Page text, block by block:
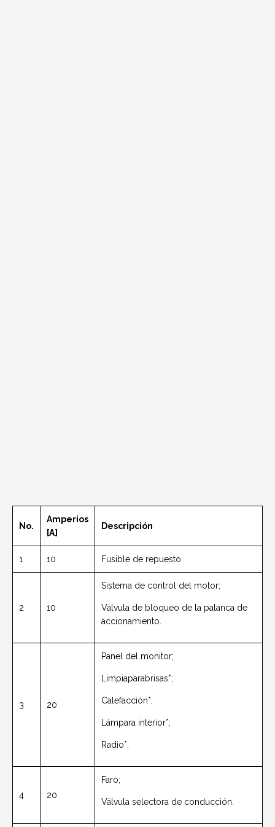
No.
Amperios
[A]
Descripción
1 10 Fusible de repuesto
2 10
Sistema de control del motor;
Válvula de bloqueo de la palanca de
accionamiento.
3 20
Panel del monitor;
Limpiaparabrisas*;
Calefacción*;
Lámpara interior*;
Radio*.
4 20
Faro;
Válvula selectora de conducción.